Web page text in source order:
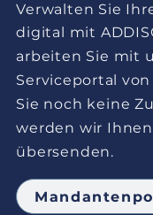
Verwalten Sie
digital mit
arbeiten Sie mit
Serviceportal von
Sie noch keine
werden wir
übersenden.